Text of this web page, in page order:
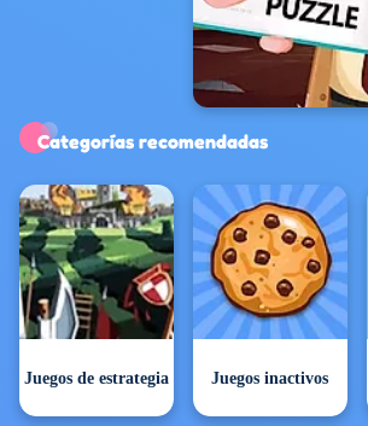
Juegos exclusivos
Categorías recomendadas
Juegos de estrategia Juegos inactivos